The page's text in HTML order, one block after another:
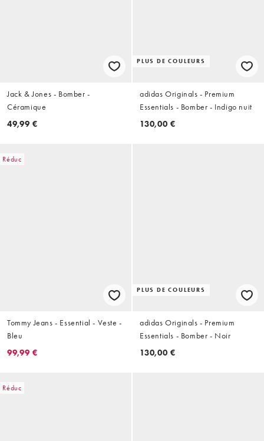
Jack & Jones - Bomber -
Céramique
49,99 €
PLUS DE COULEURS
adidas Originals - Premium
Essentials - Bomber - Indigo nuit
130,00 €
Réduc
Tommy Jeans - Essential - Veste -
Bleu
99,99 €
PLUS DE COULEURS
adidas Originals - Premium
Essentials - Bomber - Noir
130,00 €
Réduc